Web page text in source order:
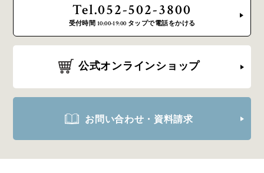
Tel.052-502-3800
受付時間 10:00-19:00 タップで電話をかける
公式オンラインショップ
お問い合わせ・資料請求